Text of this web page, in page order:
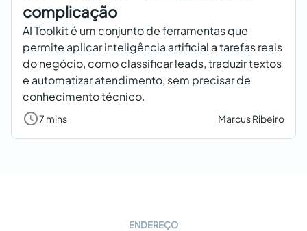
complicação
AI Toolkit é um conjunto de ferramentas que
permite aplicar inteligência artificial a tarefas reais
do negócio, como classificar leads, traduzir textos
e automatizar atendimento, sem precisar de
conhecimento técnico.
7 mins Marcus Ribeiro
ENDEREÇO